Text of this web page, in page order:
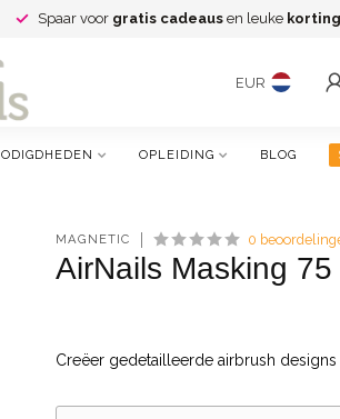
Spaar voor gratis cadeaus en leuke
EUR
OPLEIDING BLOG
MAGNETIC 0
AirNails Masking 75
Creëer gedetailleerde airbrush designs